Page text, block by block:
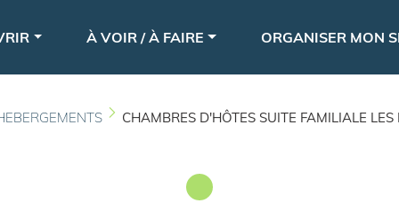
au
principal
À VOIR / À FAIRE ORGANISER MON
CHAMBRES D'HÔTES SUITE FAMILIALE